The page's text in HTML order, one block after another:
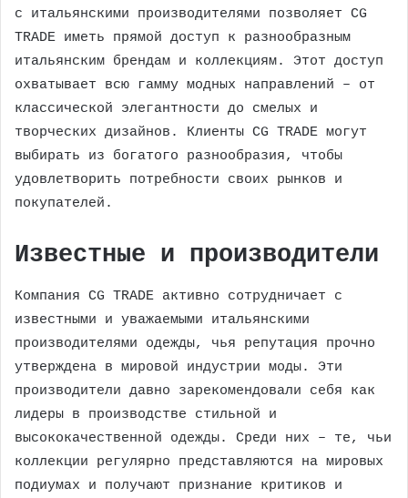
с итальянскими производителями позволяет CG
TRADE иметь прямой доступ к разнообразным
итальянским брендам и коллекциям. Этот доступ
охватывает всю гамму модных направлений – от
классической элегантности до смелых и
творческих дизайнов. Клиенты CG TRADE могут
выбирать из богатого разнообразия, чтобы
удовлетворить потребности своих рынков и
покупателей.
Известные и производители
Компания CG TRADE активно сотрудничает с
известными и уважаемыми итальянскими
производителями одежды, чья репутация прочно
утверждена в мировой индустрии моды. Эти
производители давно зарекомендовали себя как
лидеры в производстве стильной и
высококачественной одежды. Среди них – те, чьи
коллекции регулярно представляются на мировых
подиумах и получают признание критиков и